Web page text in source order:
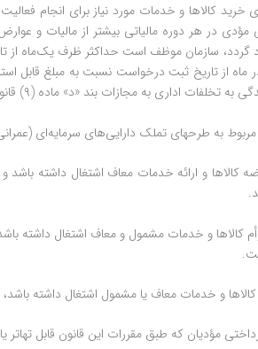
کالاها و خدمات مورد نیاز برای انجام
در هر دوره مالیاتی بیشتر از مالیات و
گردد، سازمان موظف است حداکثر ظرف یک‌ماه از
خسارتی ‏به میزان دودرصد(۲%) در ماه از تاریخ ثبت
«د» ماده ‌(۹) قانون رسیدگی به تخلفات اداری مصوب ۱۳۷۲/۹/۷ محکوم می‌شوند.
عرضه کالاها و ارائه خدمات معاف ‏اشتغال داشته
توأم کالاها و خدمات مشمول و معاف اشتغال